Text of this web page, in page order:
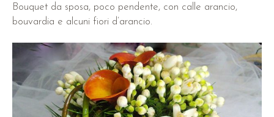
Bouquet da sposa, poco pendente, con calle arancio,
bouvardia e alcuni fiori d’arancio.